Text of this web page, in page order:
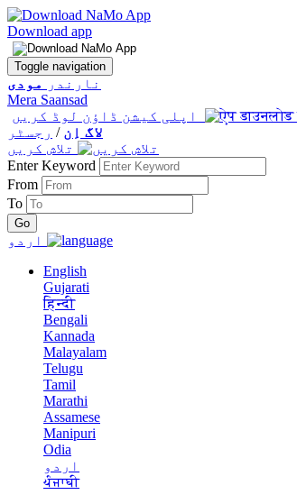
Download app
Toggle navigation
نارندر
مودی
Mera Saansad
اپلی کیشن ڈاؤن لوڈ کریں
لاگ اِن / رجسٹر
Enter Keyword
From
To
English
Gujarati
हिन्दी
Bengali
Kannada
Malayalam
Telugu
Tamil
Marathi
Assamese
Manipuri
Odia
اردو
ਪੰਜਾਬੀ